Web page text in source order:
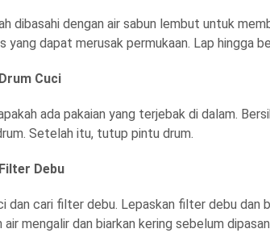
dibasahi dengan air sabun lembut untuk
yang dapat merusak permukaan. Lap hingga
Cuci
ada pakaian yang terjebak di dalam.
Setelah itu, tutup pintu drum.
Debu
dan cari filter debu. Lepaskan filter debu dan
mengalir dan biarkan kering sebelum